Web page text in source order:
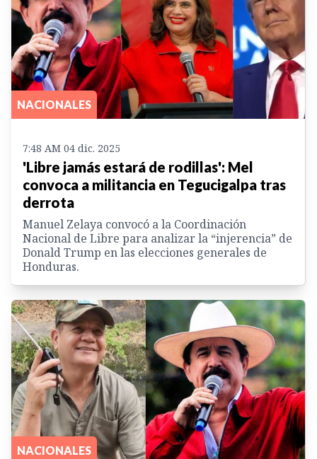
NACIONALES
7:48 AM 04 dic. 2025
'Libre jamás estará de rodillas': Mel
convoca a militancia en Tegucigalpa tras
derrota
Manuel Zelaya convocó a la Coordinación
Nacional de Libre para analizar la “injerencia” de
Donald Trump en las elecciones generales de
Honduras.
NACIONALES